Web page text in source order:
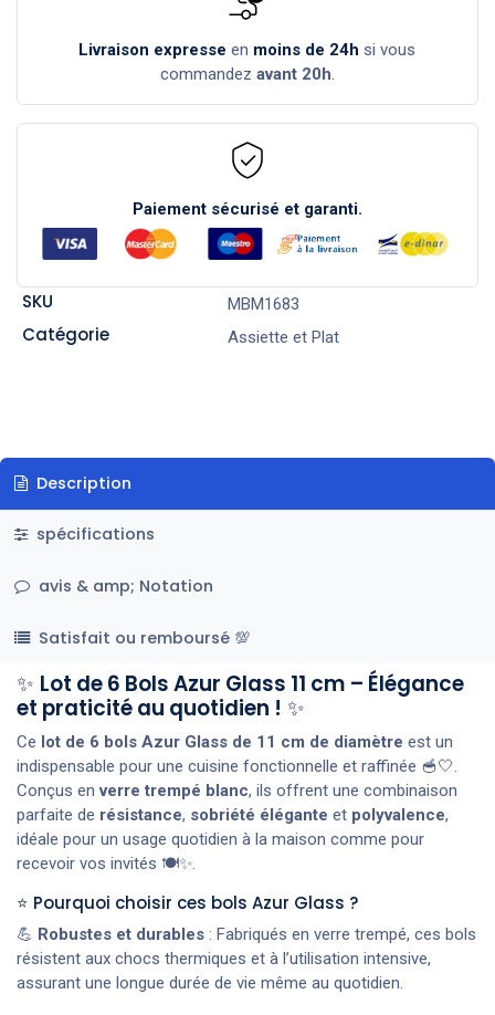
Livraison expresse en moins de 24h si vous
commandez avant 20h.
Paiement sécurisé et garanti.
SKU MBM1683
Catégorie Assiette et Plat
Description
spécifications
avis & amp; Notation
Satisfait ou remboursé 💯
✨ Lot de 6 Bols Azur Glass 11 cm – Élégance
et praticité au quotidien ! ✨
Ce lot de 6 bols Azur Glass de 11 cm de diamètre est un
indispensable pour une cuisine fonctionnelle et raffinée 🥣🤍.
Conçus enverre trempé blanc, ils offrent une combinaison
parfaite de résistance, sobriété élégante et polyvalence,
idéale pour un usage quotidien à la maison comme pour
recevoir vos invités 🍽️✨.
⭐ Pourquoi choisir ces bols Azur Glass ?
💪 Robustes et durables : Fabriqués en verre trempé, ces bols
résistent aux chocs thermiques et à l’utilisation intensive,
assurant une longue durée de vie même au quotidien.